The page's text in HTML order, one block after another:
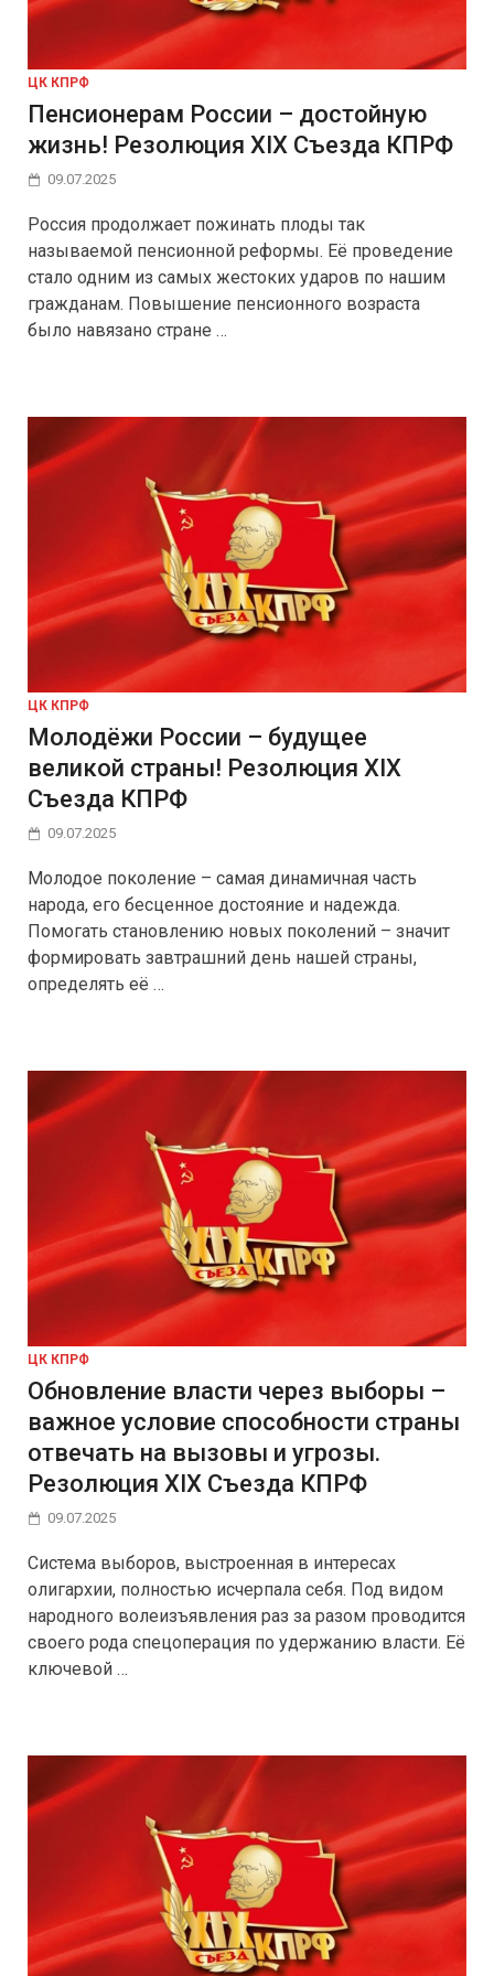
ЦК КПРФ
Пенсионерам России – достойную
жизнь! Резолюция XIX Съезда КПРФ
09.07.2025
Россия продолжает пожинать плоды так
называемой пенсионной реформы. Её проведение
стало одним из самых жестоких ударов по нашим
гражданам. Повышение пенсионного возраста
было навязано стране …
ЦК КПРФ
Молодёжи России – будущее
великой страны! Резолюция XIX
Съезда КПРФ
09.07.2025
Молодое поколение – самая динамичная часть
народа, его бесценное достояние и надежда.
Помогать становлению новых поколений – значит
формировать завтрашний день нашей страны,
определять её …
ЦК КПРФ
Обновление власти через выборы –
важное условие способности страны
отвечать на вызовы и угрозы.
Резолюция XIX Съезда КПРФ
09.07.2025
Система выборов, выстроенная в интересах
олигархии, полностью исчерпала себя. Под видом
народного волеизъявления раз за разом проводится
своего рода спецоперация по удержанию власти. Её
ключевой …